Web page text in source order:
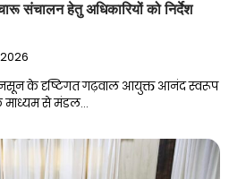
संचालन हेतु अधिकारियों को निर्देश
के दृष्टिगत गढ़वाल आयुक्त आनंद स्वरूप
माध्यम से मंडल…